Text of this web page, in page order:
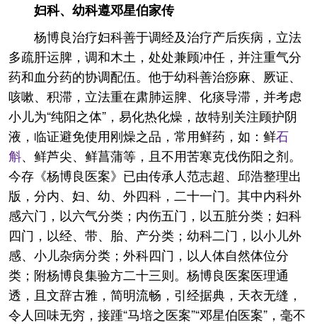
妇科、幼科遵邓星伯家传
杨博良治疗妇科善于调经及治疗产后疾病，立法
多疏肝运脾，调和木土，处处兼顾冲任，并注重气分
药和血分药的协调配伍。他于幼科善治痧麻、厥证、
咳嗽、积滞，立法重在肃肺运脾、化痰导滞，并考虑
小儿为“纯阳之体”，易化热化燥，故特别关注顾护阴
液，临证避免使用刚燥之品，常用鲜药，如：鲜石
斛、鲜芦尖、鲜菖蒲等，且不用苦寒克伐伤阳之剂。
今存《杨博良医案》已由传承人范志超、邱浩整理出
版，分内、妇、幼、外四科，二十一门。其中内科外
感六门，以六气分类；内伤五门，以五脏分类；妇科
四门，以经、带、胎、产分类；幼科二门，以小儿外
感、小儿杂病分类；外科四门，以人体自然体位分
类；附杨博良集验方二十三则。杨博良医案医理通
透，且文辞古雅，简明流畅，引经据典，天衣无缝，
令人回味无穷，接踵“马培之医案”“邓星伯医案”，毫不